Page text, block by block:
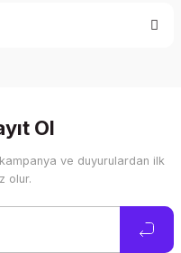
Ol
ve duyurulardan ilk
olur.